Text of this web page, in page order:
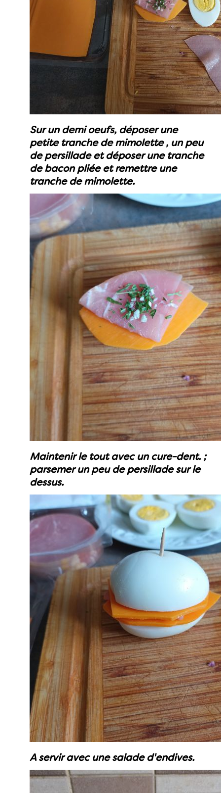
Sur un demi oeufs, déposer une
petite tranche de mimolette , un peu
de persillade et déposer une tranche
de bacon pliée et remettre une
tranche de mimolette.
Maintenir le tout avec un cure-dent. ;
parsemer un peu de persillade sur le
dessus.
A servir avec une salade d'endives.